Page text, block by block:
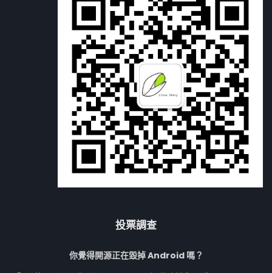
投票調查
你覺得開源正在毀掉 Android 嗎？